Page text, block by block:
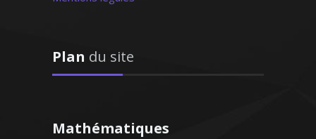
Madame V. Anne-Marie –
Plan du site
Mathématiques